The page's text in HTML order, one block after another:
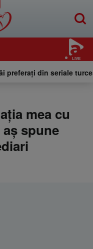
LIVE
preferați din seriale
mea cu
spune